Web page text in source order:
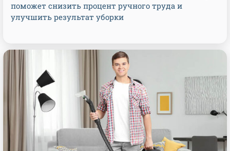
поможет снизить процент ручного труда и
улучшить результат уборки